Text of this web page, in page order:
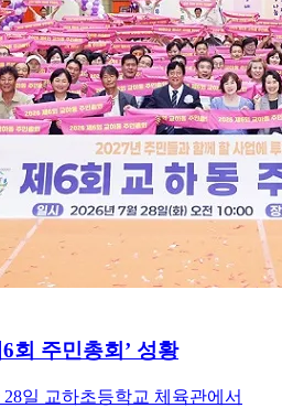
회 주민총회’ 성황
일 교하초등학교 체육관에서